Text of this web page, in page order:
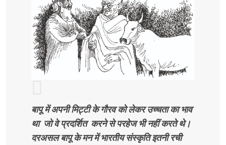
बापू में अपनी मिट्टी के गौरव को लेकर उच्चता का भाव
था जो वे प्रदर्शित करने से परहेज भी नहीं करते थे।
दरअसल बापू के मन में भारतीय संस्कृति इतनी रची